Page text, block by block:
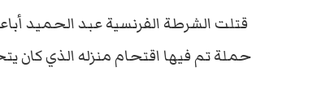
قتلت الشرطة الفرنسية عبد الحميد
حملة تم فيها اقتحام منزله الذي كان